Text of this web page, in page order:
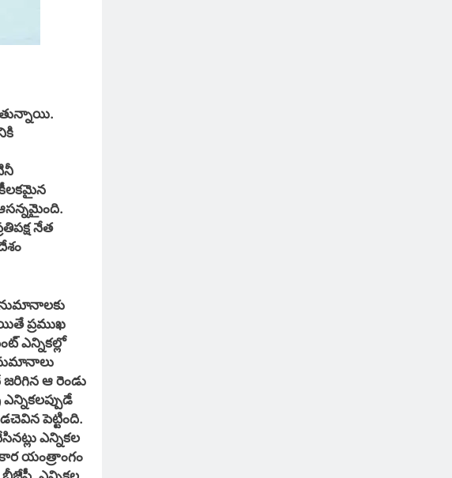
కీలకమైన
నేత
ప్రముఖ
ఎన్నికల్లో
ఆ రెండు
పెట్టింది.
ఎన్నికల
యంత్రాంగం